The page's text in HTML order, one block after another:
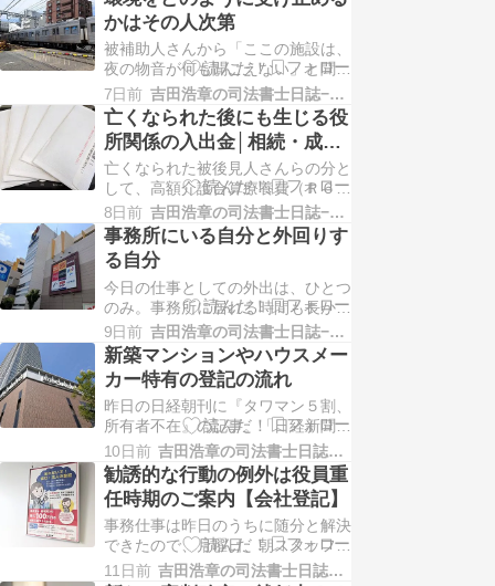
営業。但し、午後から私は親戚宅に
出掛けます。去年の１３日も、待っ
ていた登記が朝に終わって、法務局
で回収して次の申請に進んだのと、
事務所に届いてしまった被…
かはその人次第
被補助人さんから「ここの施設は、
夜の物音が何も聞こえない」と聞い
て、さすが（ここの施設）と思って
ましたが、入院中、荷物を取りに入
ったところ、近隣の部屋から思いっ
きりテレビの音漏れがしていまし
た。電車の音も聞こえています。普
段は気にならないのに、「主」がい
ないというだけで、こんな…
7日前 吉田浩章の司法書士日誌−堺市堺区−
亡くなられた後にも生じる役
所関係の入出金│相続・成年
後見
亡くなられた被後見人さんらの分と
して、高額介護合算療養費（Ｒ６．
８～Ｒ７．７分）と、介護保険高額
医療合算介護サービス費（Ｒ６．８
～Ｒ７．７分）の支給決定通知書が
届いています。相続税の課税対象の
別の件については、申告期限１週間
前まで待っても「電話では有無の回
答できない」「通知を待…
8日前 吉田浩章の司法書士日誌−堺市堺区−
事務所にいる自分と外回りす
る自分
今日の仕事としての外出は、ひとつ
のみ。事務所に居れる時間も長かっ
たので、電話対応も丁寧にしていま
す（いるつもりです）。新規のお話
しに、昨日の続きで親族さんから電
話があったり、ケアマネさんから
「聞いてあげて欲しい」と言われる
と、「基本的にやってないですが、
○○さんの紹介ならいいです…
9日前 吉田浩章の司法書士日誌−堺市堺区−
新築マンションやハウスメー
カー特有の登記の流れ
昨日の日経朝刊に『タワマン５割、
所有者不在』の記事。「日経新聞が
東京と大阪の都心部に立地するタワ
マン約３００棟の最上階の全住戸を
調べたところ、約５割の所有者が、
当該タワマン以外の別の住所で登記
していた」と。ずいぶんと、手間が
かかる調査をするものです。記事の
中に、不動産登記に詳し…
10日前 吉田浩章の司法書士日誌−堺市堺区−
勧誘的な行動の例外は役員重
任時期のご案内【会社登記】
事務仕事は昨日のうちに随分と解決
できたので、月曜日、朝スタッフが
来ない時間帯から、ひたすら書類の
11日前 吉田浩章の司法書士日誌−堺市堺区−